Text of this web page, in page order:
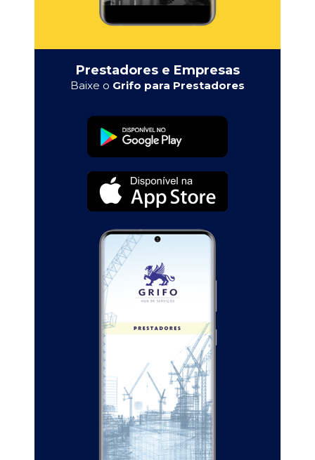
Prestadores e Empresas
Baixe o Grifo para Prestadores